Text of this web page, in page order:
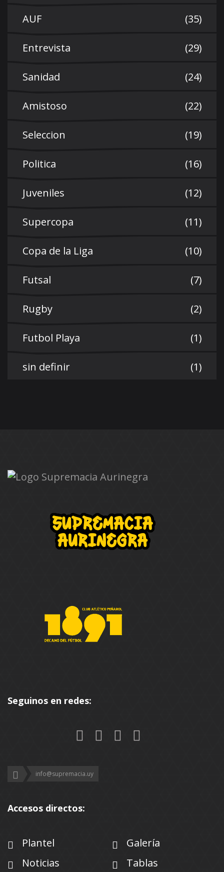
AUF (35)
Entrevista (29)
Sanidad (24)
Amistoso (22)
Seleccion (19)
Politica (16)
Juveniles (12)
Supercopa (11)
Copa de la Liga (10)
Futsal (7)
Rugby (2)
Futbol Playa (1)
sin definir (1)
Seguinos en redes:
info@supremacia.uy
Accesos directos:
Plantel
Galería
Noticias
Tablas